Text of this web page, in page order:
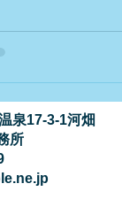
泉17-3-1河畑
所